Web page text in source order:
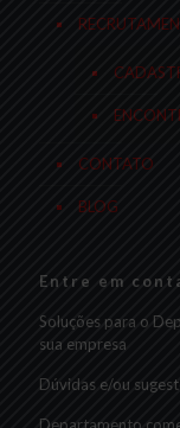
CONTATO
BLOG
Entre em
Soluções para o
sua empresa
Dúvidas e/ou
Departamento